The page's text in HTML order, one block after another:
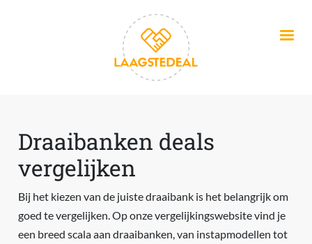
Draaibanken deals
vergelijken
Bij het kiezen van de juiste draaibank is het belangrijk om
goed te vergelijken. Op onze vergelijkingswebsite vind je
een breed scala aan draaibanken, van instapmodellen tot